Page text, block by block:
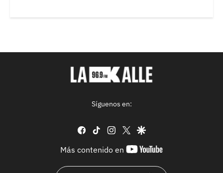
Síguenos en:
facebook
tiktok instagram
twittergoogle
Más contenido en
youtube-